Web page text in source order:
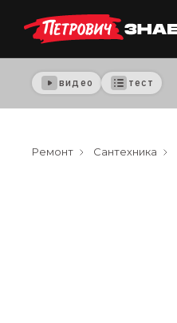
видео тест
Ремонт Сантехника